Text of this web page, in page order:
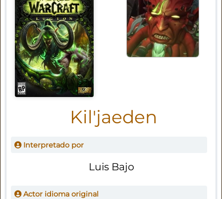
Kil'jaeden
Interpretado por
Luis Bajo
Actor idioma original